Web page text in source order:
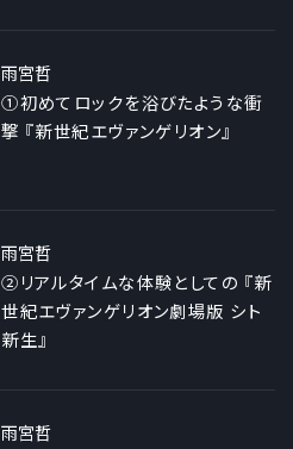
雨宮哲
①初めてロックを浴びたような衝
撃 『新世紀エヴァンゲリオン』
雨宮哲
②リアルタイムな体験としての 『新
世紀エヴァンゲリオン劇場版 シト
新生』
雨宮哲